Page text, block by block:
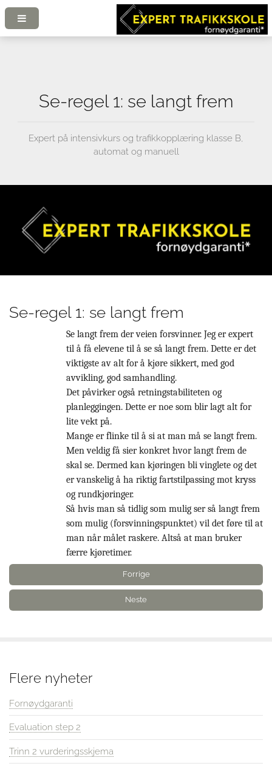
Se-regel 1: se langt frem
Expert på intensivkurs og trafikkopplæring klasse B,
automat og manuell
Se-regel 1: se langt frem
Se langt frem der veien forsvinner. Jeg er expert
til å få elevene til å se så langt frem. Dette er det
viktigste av alt for å kjøre sikkert, med god
avvikling, god samhandling.
Det påvirker også retningstabiliteten og
planleggingen. Dette er noe som blir lagt alt for
lite vekt på.
Mange er flinke til å si at man må se langt frem.
Men veldig få sier konkret hvor langt frem de
skal se. Dermed kan kjøringen bli vinglete og det
er vanskelig å ha riktig fartstilpassing mot kryss
og rundkjøringer.
Så hvis man så tidlig som mulig ser så langt frem
som mulig (forsvinningspunktet) vil det føre til at
man når målet raskere. Altså at man bruker
færre kjøretimer.
Forrige
Neste
Flere nyheter
Fornøydgaranti
Evaluation step 2
Trinn 2 vurderingsskjema